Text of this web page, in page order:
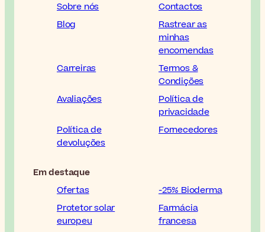
Sobre nós
Contactos
Blog
Rastrear as
minhas
encomendas
Carreiras
Termos &
Condições
Avaliações
Política de
privacidade
Política de
devoluções
Fornecedores
Em destaque
Ofertas
-25% Bioderma
Protetor solar
europeu
Farmácia
francesa